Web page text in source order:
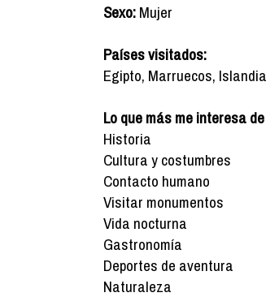
Sexo:Mujer
Países visitados:
Egipto, Marruecos,
Lo que más me interesa
Historia
Cultura y costumbres
Contacto humano
Visitar monumentos
Vida nocturna
Gastronomía
Deportes de aventura
Naturaleza